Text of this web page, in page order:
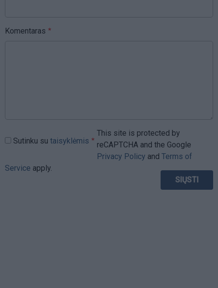
Komentaras
Sutinku su taisyklėmis
This site is protected by
reCAPTCHA and the Google
Privacy Policy and Terms of
Service apply.